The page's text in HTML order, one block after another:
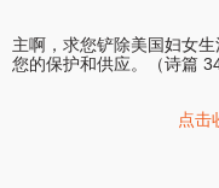
主啊，求您铲除美国妇女
您的保护和供应。（诗篇
点击